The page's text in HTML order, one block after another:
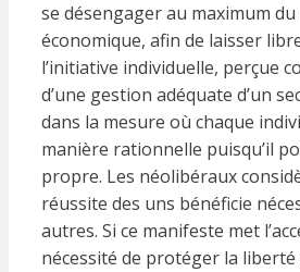
se désengager au maximum du
économique, afin de laisser
l’initiative individuelle, perçue
d’une gestion adéquate d’un
dans la mesure où chaque
manière rationnelle puisqu’il
propre. Les néolibéraux
réussite des uns bénéficie
autres. Si ce manifeste met
nécessité de protéger la liberté